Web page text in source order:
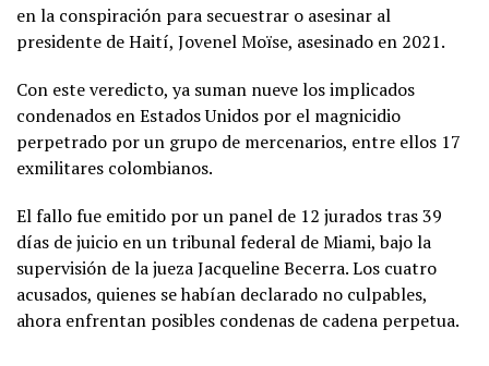
en la conspiración para secuestrar o asesinar al
presidente de Haití, Jovenel Moïse, asesinado en 2021.
Con este veredicto, ya suman nueve los implicados
condenados en Estados Unidos por el magnicidio
perpetrado por un grupo de mercenarios, entre ellos 17
exmilitares colombianos.
El fallo fue emitido por un panel de 12 jurados tras 39
días de juicio en un tribunal federal de Miami, bajo la
supervisión de la jueza Jacqueline Becerra. Los cuatro
acusados, quienes se habían declarado no culpables,
ahora enfrentan posibles condenas de cadena perpetua.